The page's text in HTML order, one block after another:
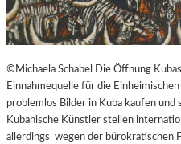
©Michaela Schabel Die Öffnung
Einnahmequelle für die
problemlos Bilder in Kuba kaufen und
Kubanische Künstler stellen
allerdings wegen der bürokratischen